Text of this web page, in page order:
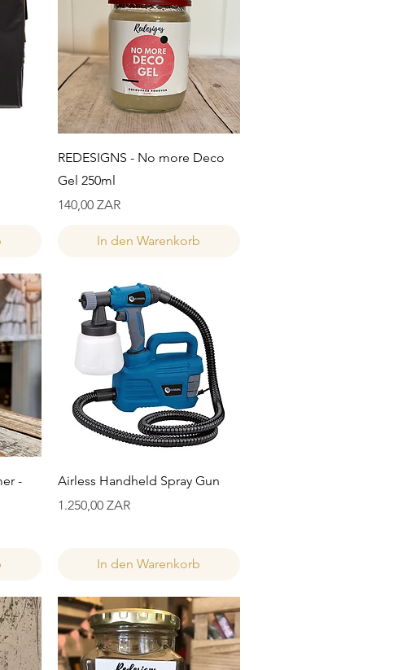
Schnellansicht
REDESIGNS - No more Deco
Gel 250ml
Preis
140,00 ZAR
In den Warenkorb
-
Schnellansicht
Airless Handheld Spray Gun
Preis
1.250,00 ZAR
In den Warenkorb